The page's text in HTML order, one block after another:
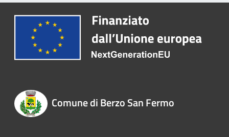
Comune di Berzo San Fermo